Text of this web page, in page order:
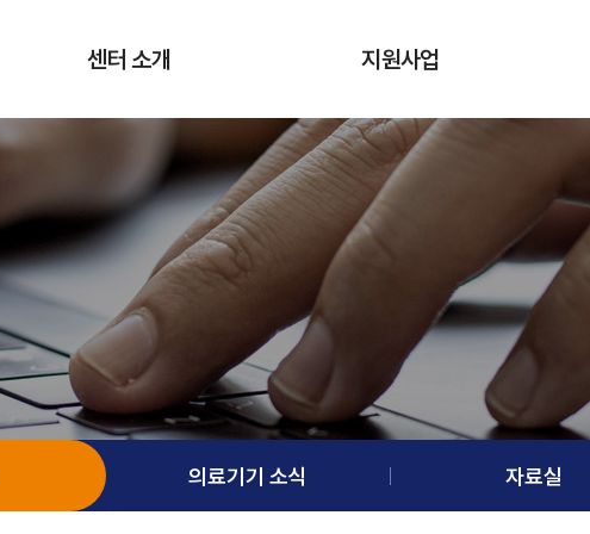
센터 소개
인사말
인프라 소개
비전 및 목표
운영조직
운영성과
오시는 길
지원사업
의료데이터 활용지원
첨단의료기기 개발지원
사용적합성 평가지원
기술사업화지원
기업성장지원
글로벌 진출 지원
네트워크 및 교육지원
G밸리의료기기개발지원센터
정보마당
의료기기 소식 자료실